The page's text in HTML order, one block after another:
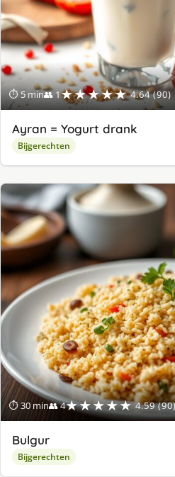
⏱ 5 min👥 1★★★★★ 4.64 (90)
Ayran = Yogurt drank
Bijgerechten
⏱ 30 min👥 4★★★★★ 4.59
Bulgur
Bijgerechten